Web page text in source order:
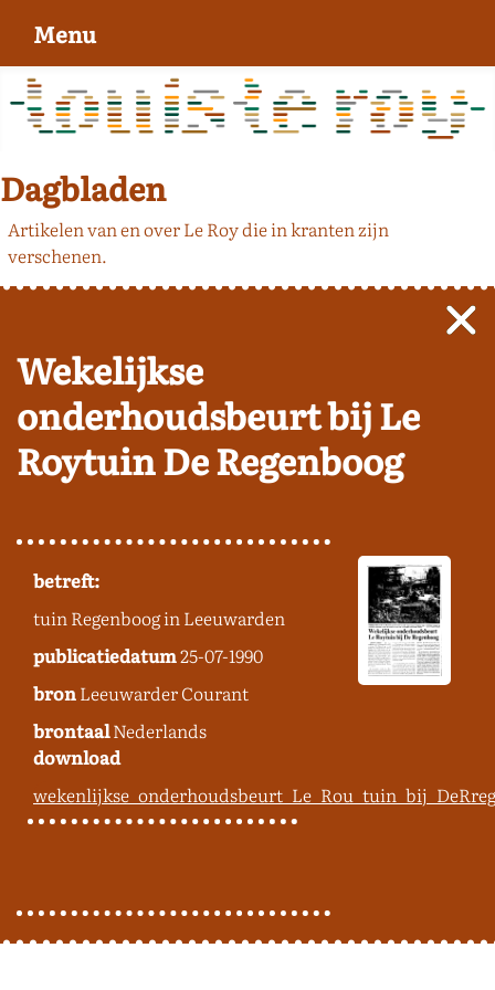
Dagbladen
Artikelen van en over Le Roy die in kranten zijn
verschenen.
Wekelijkse
onderhoudsbeurt bij Le
Roytuin De Regenboog
betreft:
tuin Regenboog in Leeuwarden
publicatiedatum25-07-1990
bronLeeuwarder Courant
brontaalNederlands
download
Menu